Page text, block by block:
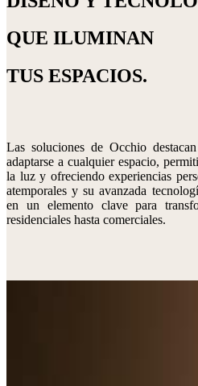
QUE ILUMINAN
TUS ESPACIOS.
Las soluciones de Occhio
adaptarse a cualquier espacio,
la luz y ofreciendo experiencias
atemporales y su avanzada
en un elemento clave para
residenciales hasta comerciales.